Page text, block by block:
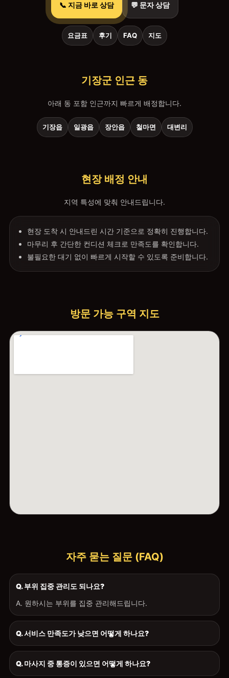
📞 지금 바로 상담 💬 문자 상담
요금표 후기 FAQ 지도
기장군 인근 동
아래 동 포함 인근까지 빠르게 배정합니다.
기장읍 일광읍 장안읍 철마면 대변리
현장 배정 안내
지역 특성에 맞춰 안내드립니다.
현장 도착 시 안내드린 시간 기준으로 정확히 진행합니다.
마무리 후 간단한 컨디션 체크로 만족도를 확인합니다.
불필요한 대기 없이 빠르게 시작할 수 있도록 준비합니다.
방문 가능 구역 지도
자주 묻는 질문 (FAQ)
Q. 부위 집중 관리도 되나요?
A. 원하시는 부위를 집중 관리해드립니다.
Q. 서비스 만족도가 낮으면 어떻게 하나요?
Q. 마사지 중 통증이 있으면 어떻게 하나요?